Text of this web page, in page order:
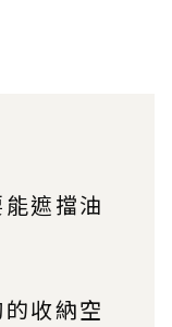
遮擋油
收納空